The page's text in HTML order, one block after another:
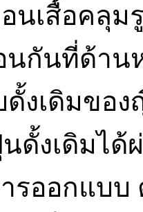
นเสื้อคลุม
กันที่ด้าน
ดั้งเดิมขอ
ดั้งเดิมได้
รออกแบบ